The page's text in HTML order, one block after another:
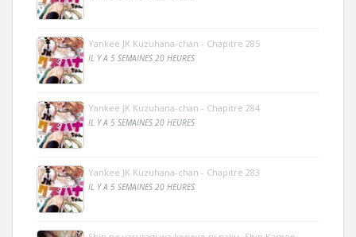
Yankee JK Kuzuhana-chan - Chapitre 285
IL Y A 5 SEMAINES 20 HEURES
Yankee JK Kuzuhana-chan - Chapitre 284
IL Y A 5 SEMAINES 20 HEURES
Yankee JK Kuzuhana-chan - Chapitre 283
IL Y A 5 SEMAINES 20 HEURES